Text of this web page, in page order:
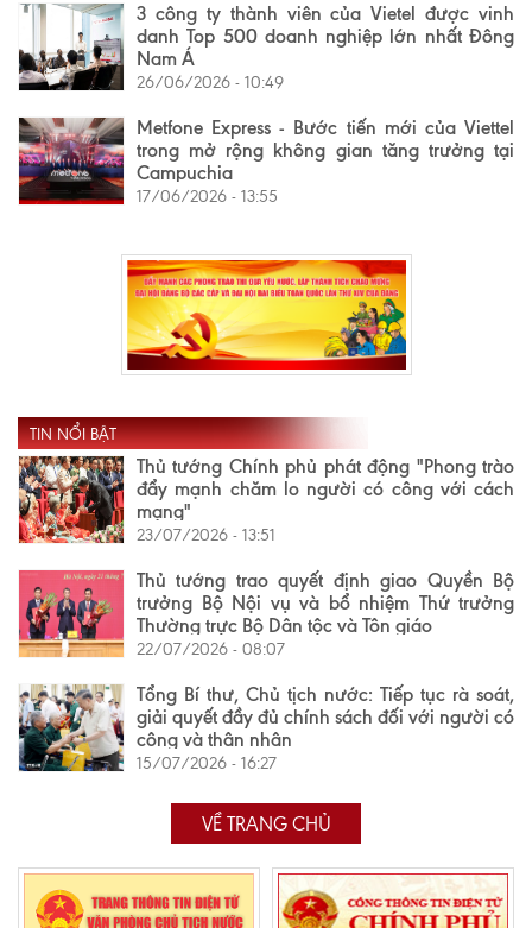
3 công ty thành viên của Vietel được vinh
danh Top 500 doanh nghiệp lớn nhất Đông
Nam Á
26/06/2026 - 10:49
Metfone Express - Bước tiến mới của Viettel
trong mở rộng không gian tăng trưởng tại
Campuchia
17/06/2026 - 13:55
TIN NỔI BẬT
Thủ tướng Chính phủ phát động "Phong trào
đẩy mạnh chăm lo người có công với cách
mạng"
23/07/2026 - 13:51
Thủ tướng trao quyết định giao Quyền Bộ
trưởng Bộ Nội vụ và bổ nhiệm Thứ trưởng
Thường trực Bộ Dân tộc và Tôn giáo
22/07/2026 - 08:07
Tổng Bí thư, Chủ tịch nước: Tiếp tục rà soát,
giải quyết đầy đủ chính sách đối với người có
công và thân nhân
15/07/2026 - 16:27
VỀ TRANG CHỦ